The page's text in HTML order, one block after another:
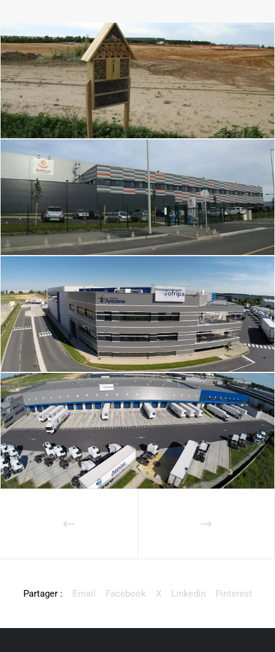
Partager : Email Facebook X Linkedin Pinterest